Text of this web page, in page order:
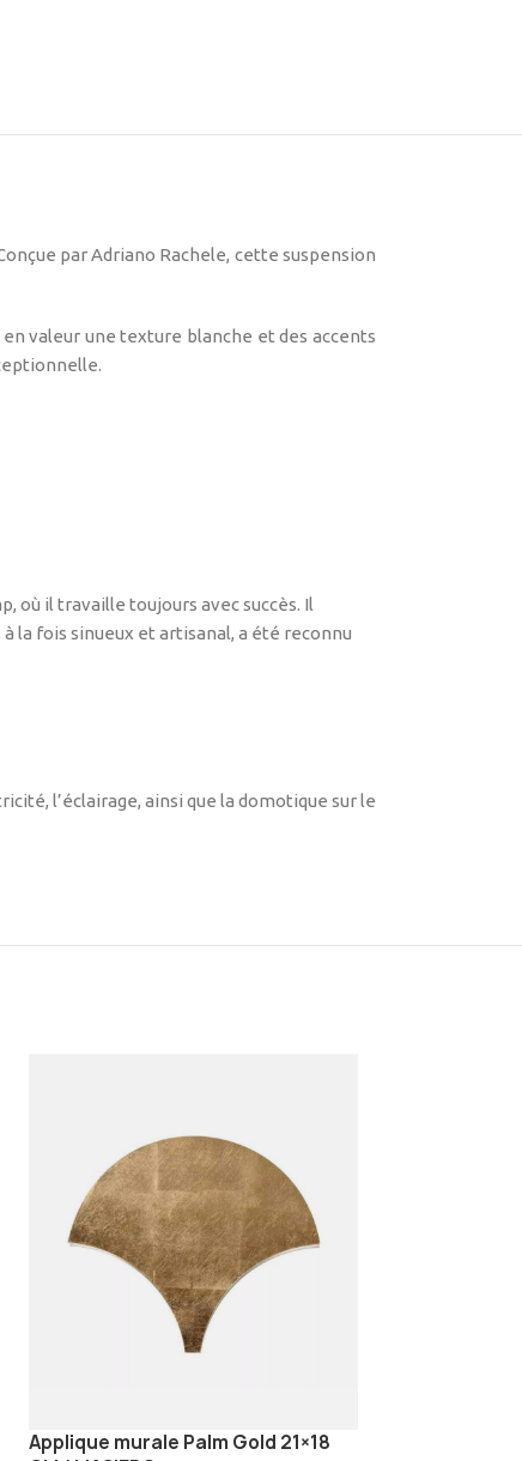
par Adriano Rachele, cette suspension
valeur une texture blanche et des accents
où il travaille toujours avec succès. Il
la fois sinueux et artisanal, a été reconnu
l’éclairage, ainsi que la domotique sur le
Applique murale Palm Gold 21×18